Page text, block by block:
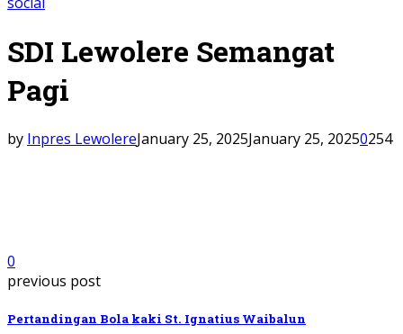
SDI Lewolere Semangat
Pagi
by Inpres LewolereJanuary 25, 2025January 25, 20250254
0
previous post
Pertandingan Bola kaki St. Ignatius Waibalun